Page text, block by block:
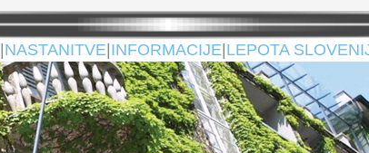
NASTANITVE INFORMACIJE LEPOTA